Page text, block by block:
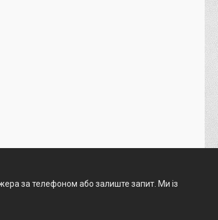
за телефоном або залиште запит. Ми із